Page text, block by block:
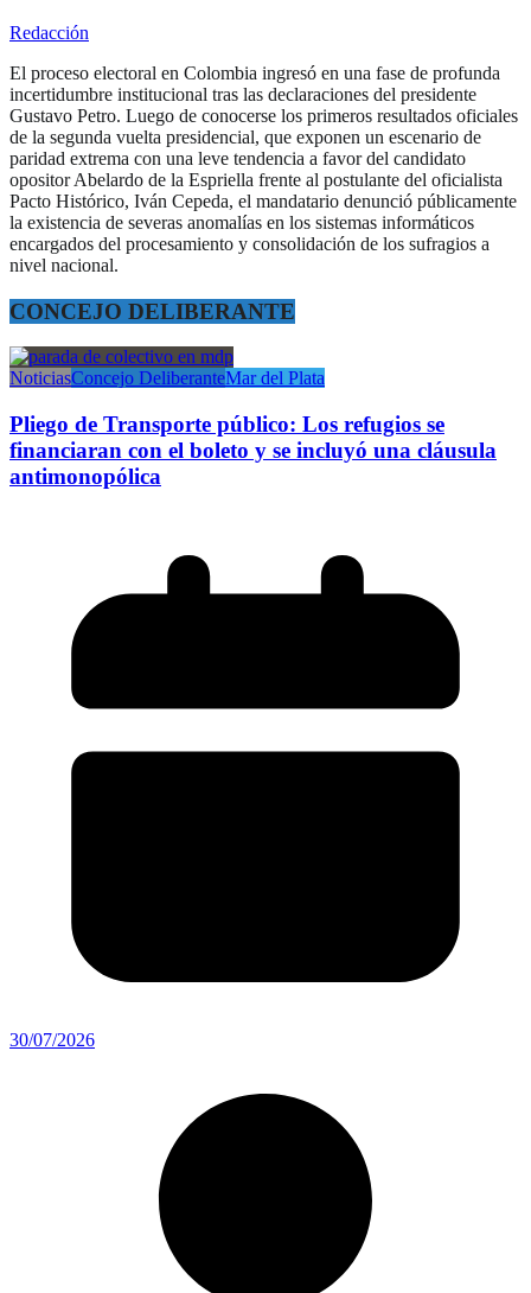
Redacción
El proceso electoral en Colombia ingresó en una fase de profunda
incertidumbre institucional tras las declaraciones del presidente
Gustavo Petro. Luego de conocerse los primeros resultados oficiales
de la segunda vuelta presidencial, que exponen un escenario de
paridad extrema con una leve tendencia a favor del candidato
opositor Abelardo de la Espriella frente al postulante del oficialista
Pacto Histórico, Iván Cepeda, el mandatario denunció públicamente
la existencia de severas anomalías en los sistemas informáticos
encargados del procesamiento y consolidación de los sufragios a
nivel nacional.
CONCEJO DELIBERANTE
NoticiasConcejo DeliberanteMar del Plata
Pliego de Transporte público: Los refugios se
financiaran con el boleto y se incluyó una cláusula
antimonopólica
30/07/2026